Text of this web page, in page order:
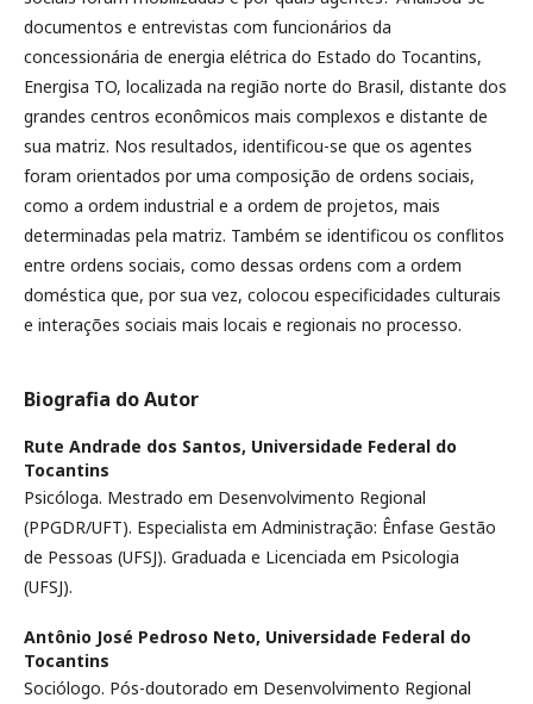
documentos e entrevistas com funcionários da
concessionária de energia elétrica do Estado do Tocantins,
Energisa TO, localizada na região norte do Brasil, distante dos
grandes centros econômicos mais complexos e distante de
sua matriz. Nos resultados, identificou-se que os agentes
foram orientados por uma composição de ordens sociais,
como a ordem industrial e a ordem de projetos, mais
determinadas pela matriz. Também se identificou os conflitos
entre ordens sociais, como dessas ordens com a ordem
doméstica que, por sua vez, colocou especificidades culturais
e interações sociais mais locais e regionais no processo.
Biografia do Autor
Rute Andrade dos Santos, Universidade Federal do
Tocantins
Psicóloga. Mestrado em Desenvolvimento Regional
(PPGDR/UFT). Especialista em Administração: Ênfase Gestão
de Pessoas (UFSJ). Graduada e Licenciada em Psicologia
(UFSJ).
Antônio José Pedroso Neto, Universidade Federal do
Tocantins
Sociólogo. Pós-doutorado em Desenvolvimento Regional